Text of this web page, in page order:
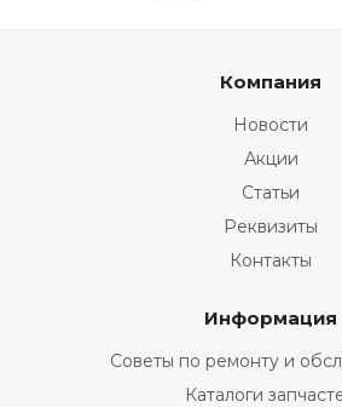
Компания
Новости
Акции
Статьи
Реквизиты
Контакты
Информация
Советы по ремонту и
Каталоги